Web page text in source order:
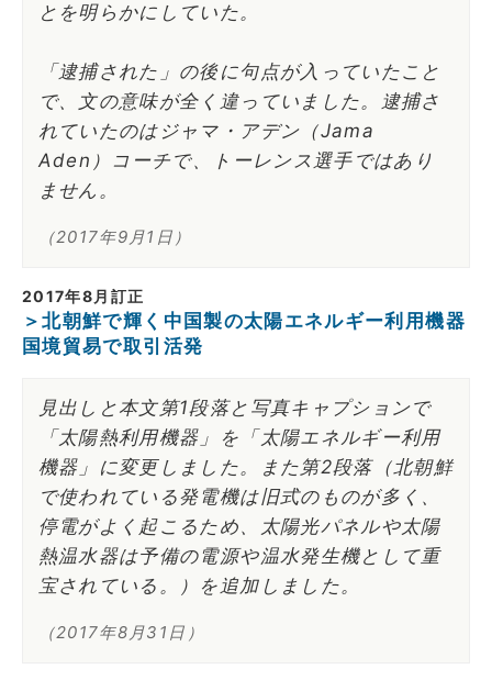
とを明らかにしていた。
「逮捕された」の後に句点が入っていたこと
で、文の意味が全く違っていました。逮捕さ
れていたのはジャマ・アデン（Jama
Aden）コーチで、トーレンス選手ではあり
ません。
（2017年9月1日）
2017年8月訂正
＞北朝鮮で輝く中国製の太陽エネルギー利用機器
国境貿易で取引活発
見出しと本文第1段落と写真キャプションで
「太陽熱利用機器」を「太陽エネルギー利用
機器」に変更しました。また第2段落（北朝鮮
で使われている発電機は旧式のものが多く、
停電がよく起こるため、太陽光パネルや太陽
熱温水器は予備の電源や温水発生機として重
宝されている。）を追加しました。
（2017年8月31日）